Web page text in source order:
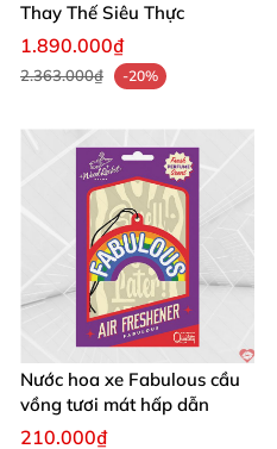
Thay Thế Siêu Thực
1.890.000₫
2.363.000₫ -20%
Nước hoa xe Fabulous cầu
vồng tươi mát hấp dẫn
210.000₫